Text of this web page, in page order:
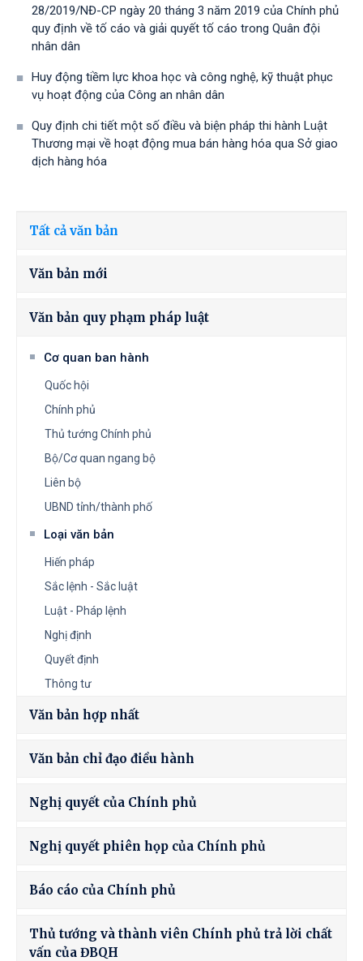
28/2019/NĐ-CР ngày 20 tháng 3 năm 2019 của Chính phủ
quy định về tố cáo và giải quyết tố cáo trong Quân đội
nhân dân
Huy động tiềm lực khoa học và công nghệ, kỹ thuật phục
vụ hoạt động của Công an nhân dân
Quy định chi tiết một số điều và biện pháp thi hành Luật
Thương mại về hoạt động mua bán hàng hóa qua Sở giao
dịch hàng hóa
Tất cả văn bản
Văn bản mới
Văn bản quy phạm pháp luật
Cơ quan ban hành
Quốc hội
Chính phủ
Thủ tướng Chính phủ
Bộ/Cơ quan ngang bộ
Liên bộ
UBND tỉnh/thành phố
Loại văn bản
Hiến pháp
Sắc lệnh - Sắc luật
Luật - Pháp lệnh
Nghị định
Quyết định
Thông tư
Văn bản hợp nhất
Văn bản chỉ đạo điều hành
Nghị quyết của Chính phủ
Nghị quyết phiên họp của Chính phủ
Báo cáo của Chính phủ
Thủ tướng và thành viên Chính phủ trả lời chất
vấn của ĐBQH